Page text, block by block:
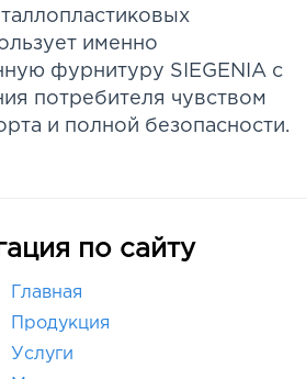
именно
фурнитуру SIEGENIA с
потребителя чувством
и полной безопасности.
по сайту
Главная
Продукция
Услуги